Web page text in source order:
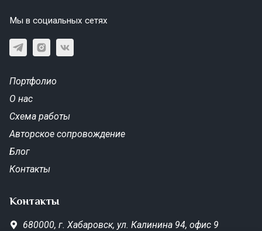
Мы в социальных сетях
Портфолио
О нас
Схема работы
Авторское сопровождение
Блог
Контакты
Контакты
680000, г. Хабаровск, ул. Калинина 94, офис 9